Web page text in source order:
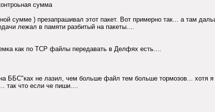
сумма
сумме ) презапрашивал этот пакет. Вот примерно так... а там
лежал в памяти разбитый на пакеты....
как по TCP файлы передавать в Делфях есть....
ББС"ках не лазил, чем больше файл тем больше тормозов... хотя
так что если че пиши....